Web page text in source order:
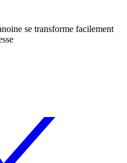
se transforme facilement